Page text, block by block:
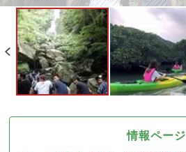
情報ページ